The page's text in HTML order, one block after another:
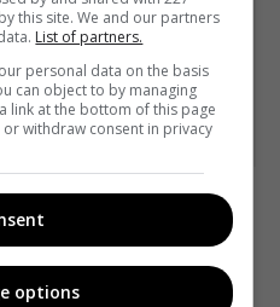
2016/2017:
Fox, NBC и THE
this site. We and our partners
List of partners.
personal data on the basis
can object to by managing
link at the bottom of this page
withdraw consent in privacy
options